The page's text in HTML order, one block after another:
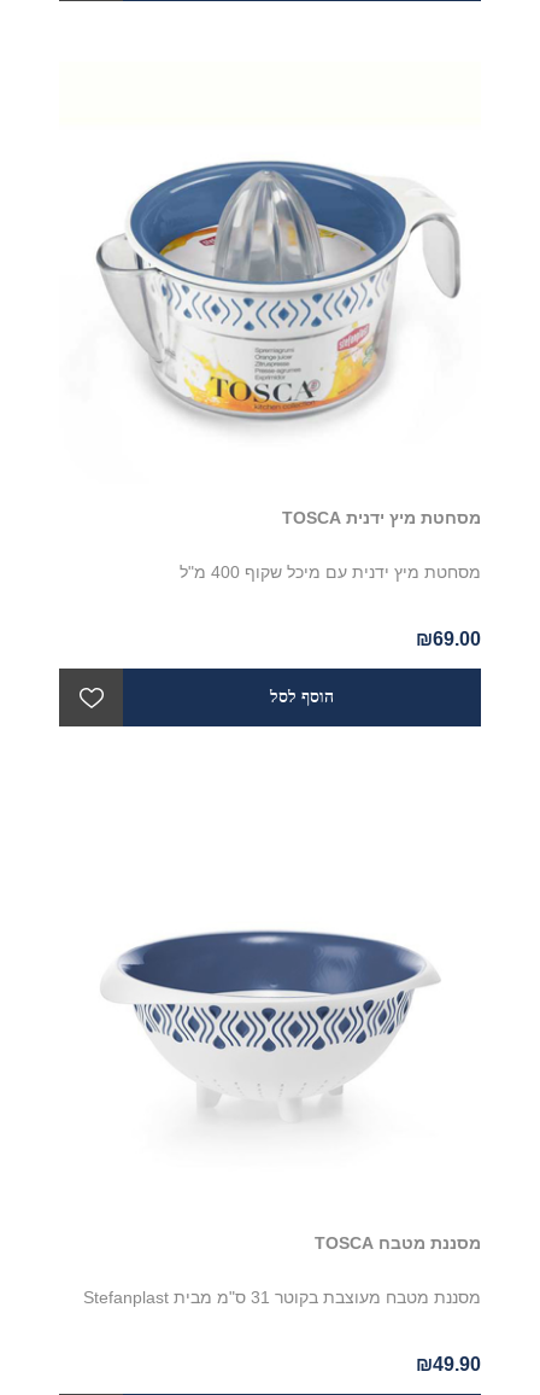
מסחטת מיץ ידנית TOSCA
מסחטת מיץ ידנית עם מיכל שקוף 400 מ"ל
₪69.00
מסננת מטבח TOSCA
מסננת מטבח מעוצבת בקוטר 31 ס"מ מבית Stefanplast
₪49.90